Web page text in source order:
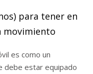
para tener en
movimiento
es como un
debe estar equipado